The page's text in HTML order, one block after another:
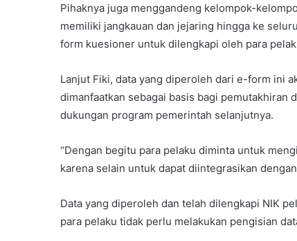
Pihaknya juga menggandeng kelompok-
memiliki jangkauan dan jejaring hingga ke
form kuesioner untuk dilengkapi oleh para
Lanjut Fiki, data yang diperoleh dari e-form ini
dimanfaatkan sebagai basis bagi pemutakhiran
dukungan program pemerintah selanjutnya.
“Dengan begitu para pelaku diminta untuk
karena selain untuk dapat diintegrasikan
Data yang diperoleh dan telah dilengkapi NIK
para pelaku tidak perlu melakukan pengisian